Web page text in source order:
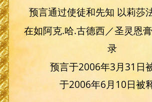
预言通过使徒和先知 以莉莎
在如阿克.哈.古德西／圣灵恩
录
预言于2006年3月31日
于2006年6月10日被